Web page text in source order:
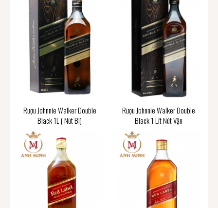
Rượu Johnnie Walker Double
Black 1L ( Nút Bi)
Rượu Johnnie Walker Double
Black 1 Lít Nút Vặn